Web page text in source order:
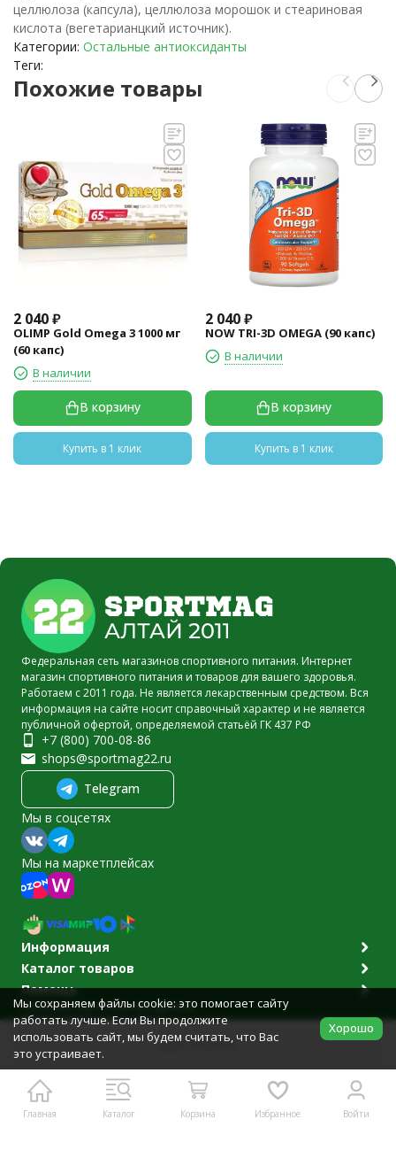
В корзину
целлюлоза (капсула), целлюлоза морошок и стеариновая
кислота (вегетарианцкий источник).
Категории: Остальные антиоксиданты
Теги:
Похожие товары
2 040₽
OLIMP Gold Omega 3 1000 мг
(60 капс)
В наличии
В корзину
Купить в 1 клик
2 040 ₽
NOW TRI-3D OMEGA (90 капс)
В наличии
В корзину
Купить в 1 клик
Главная Каталог Корзина Избранное Войти
Федеральная сеть магазинов спортивного питания. Интернет
магазин спортивного питания и товаров для вашего здоровья.
Работаем с 2011 года. Не является лекарственным средством. Вся
информация на сайте носит справочный характер и не является
публичной офертой, определяемой статьёй ГК 437 РФ
+7 (800) 700-08-86
shops@sportmag22.ru
Telegram
Мы в соцсетях
Мы на маркетплейсах
Информация
Каталог товаров
Помощь
Политика персональных данных
© 2011-2026 Sportmag22.ru
Разработано вbodysite.ru
Мы сохраняем файлы cookie: это помогает сайту
работать лучше. Если Вы продолжите
использовать сайт, мы будем считать, что Вас
это устраивает.
Хорошо